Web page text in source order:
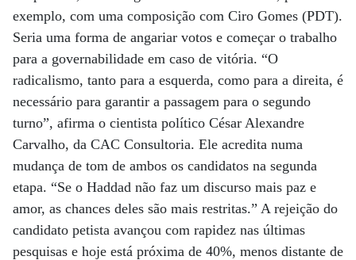
exemplo, com uma composição com Ciro Gomes (PDT).
Seria uma forma de angariar votos e começar o trabalho
para a governabilidade em caso de vitória. “O
radicalismo, tanto para a esquerda, como para a direita, é
necessário para garantir a passagem para o segundo
turno”, afirma o cientista político César Alexandre
Carvalho, da CAC Consultoria. Ele acredita numa
mudança de tom de ambos os candidatos na segunda
etapa. “Se o Haddad não faz um discurso mais paz e
amor, as chances deles são mais restritas.” A rejeição do
candidato petista avançou com rapidez nas últimas
pesquisas e hoje está próxima de 40%, menos distante de